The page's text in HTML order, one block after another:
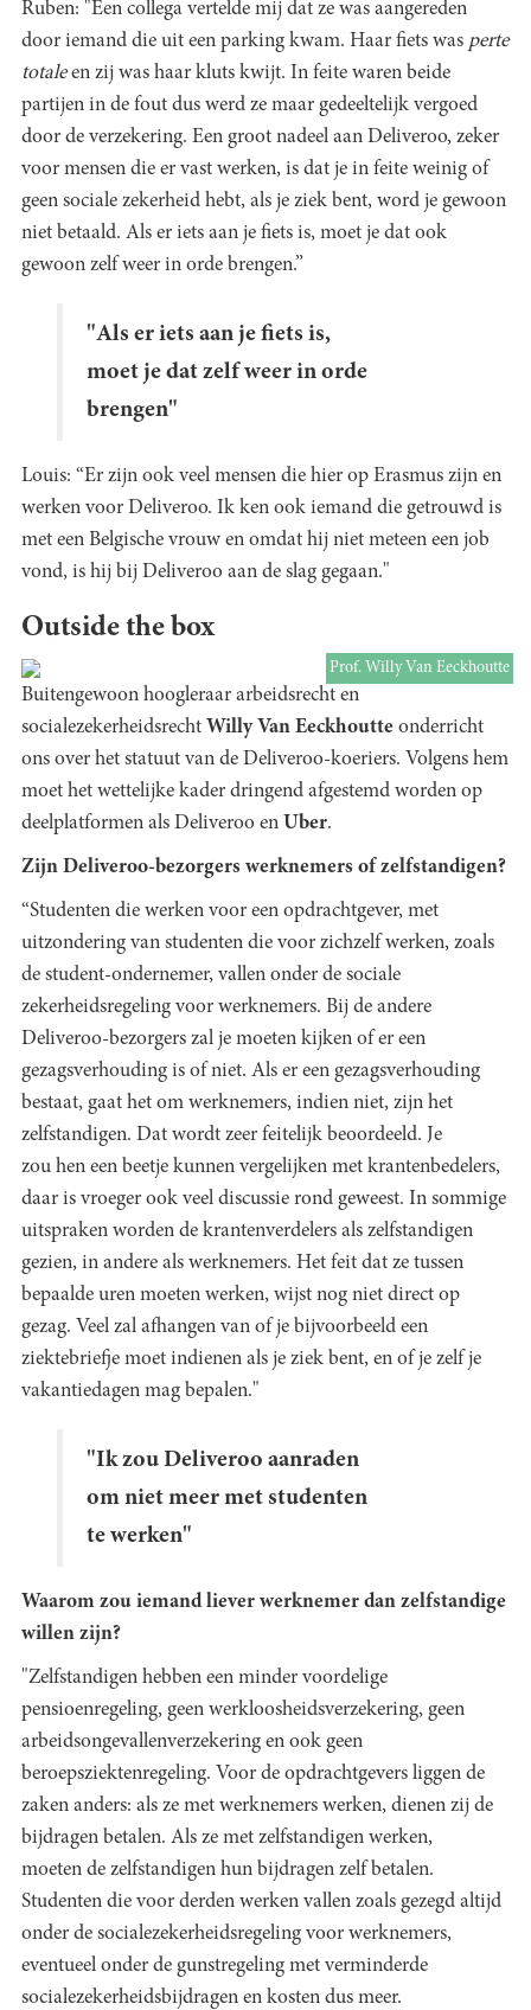
Ruben: "Een collega vertelde mij dat ze was aangereden
door iemand die uit een parking kwam. Haar fiets was perte
totaleen zij was haar kluts kwijt. In feite waren beide
partijen in de fout dus werd ze maar gedeeltelijk vergoed
door de verzekering. Een groot nadeel aan Deliveroo, zeker
voor mensen die er vast werken, is dat je in feite weinig of
geen sociale zekerheid hebt, als je ziek bent, word je gewoon
niet betaald. Als er iets aan je fiets is, moet je dat ook
gewoon zelf weer in orde brengen.”
"Als er iets aan je fiets is,
moet je dat zelf weer in orde
brengen"
Louis: “Er zijn ook veel mensen die hier op Erasmus zijn en
werken voor Deliveroo. Ik ken ook iemand die getrouwd is
met een Belgische vrouw en omdat hij niet meteen een job
vond, is hij bij Deliveroo aan de slag gegaan."
Outside the box
Prof. Willy Van Eeckhoutte
Buitengewoon hoogleraar arbeidsrecht en
socialezekerheidsrecht Willy Van Eeckhoutte onderricht
ons over het statuut van de Deliveroo-koeriers. Volgens hem
moet het wettelijke kader dringend afgestemd worden op
deelplatformen als Deliveroo en Uber.
Zijn Deliveroo-bezorgers werknemers of zelfstandigen?
“Studenten die werken voor een opdrachtgever, met
uitzondering van studenten die voor zichzelf werken, zoals
de student-ondernemer, vallen onder de sociale
zekerheidsregeling voor werknemers. Bij de andere
Deliveroo-bezorgers zal je moeten kijken of er een
gezagsverhouding is of niet. Als er een gezagsverhouding
bestaat, gaat het om werknemers, indien niet, zijn het
zelfstandigen. Dat wordt zeer feitelijk beoordeeld. Je
zou hen een beetje kunnen vergelijken met krantenbedelers,
daar is vroeger ook veel discussie rond geweest. In sommige
uitspraken worden de krantenverdelers als zelfstandigen
gezien, in andere als werknemers. Het feit dat ze tussen
bepaalde uren moeten werken, wijst nog niet direct op
gezag. Veel zal afhangen van of je bijvoorbeeld een
ziektebriefje moet indienen als je ziek bent, en of je zelf je
vakantiedagen mag bepalen."
"Ik zou Deliveroo aanraden
om niet meer met studenten
te werken"
Waarom zou iemand liever werknemer dan zelfstandige
willen zijn?
"Zelfstandigen hebben een minder voordelige
pensioenregeling, geen werkloosheidsverzekering, geen
arbeidsongevallenverzekering en ook geen
beroepsziektenregeling. Voor de opdrachtgevers liggen de
zaken anders: als ze met werknemers werken, dienen zij de
bijdragen betalen. Als ze met zelfstandigen werken,
moeten de zelfstandigen hun bijdragen zelf betalen.
Studenten die voor derden werken vallen zoals gezegd altijd
onder de socialezekerheidsregeling voor werknemers,
eventueel onder de gunstregeling met verminderde
socialezekerheidsbijdragen en kosten dus meer.